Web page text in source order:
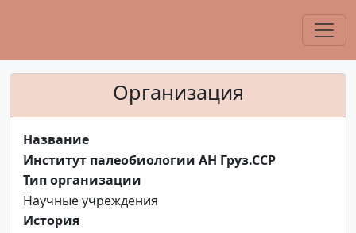
Организация
Название
Институт палеобиологии АН Груз.ССР
Тип организации
Научные учреждения
История